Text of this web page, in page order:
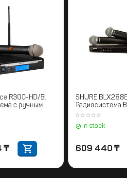
Voice R300-HD/B.
с ручным
604 609